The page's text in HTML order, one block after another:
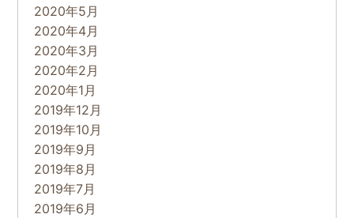
2020年5月
2020年4月
2020年3月
2020年2月
2020年1月
2019年12月
2019年10月
2019年9月
2019年8月
2019年7月
2019年6月